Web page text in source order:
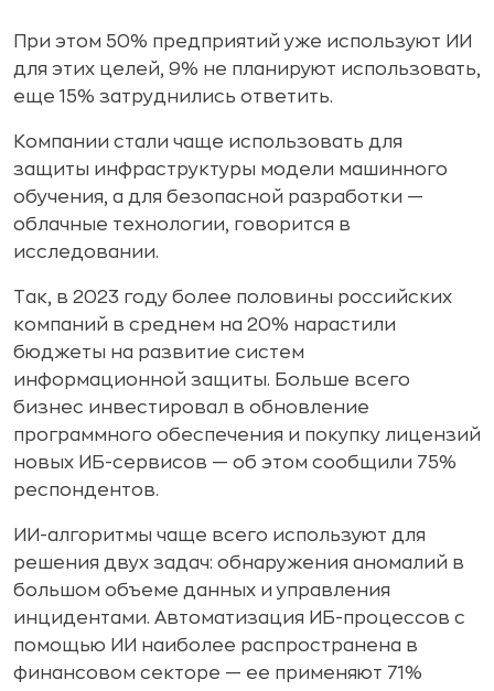
При этом 50% предприятий уже используют ИИ
для этих целей, 9% не планируют использовать,
еще 15% затруднились ответить.
Компании стали чаще использовать для
защиты инфраструктуры модели машинного
обучения, а для безопасной разработки —
облачные технологии, говорится в
исследовании.
Так, в 2023 году более половины российских
компаний в среднем на 20% нарастили
бюджеты на развитие систем
информационной защиты. Больше всего
бизнес инвестировал в обновление
программного обеспечения и покупку лицензий
новых ИБ-сервисов — об этом сообщили 75%
респондентов.
ИИ-алгоритмы чаще всего используют для
решения двух задач: обнаружения аномалий в
большом объеме данных и управления
инцидентами. Автоматизация ИБ-процессов с
помощью ИИ наиболее распространена в
финансовом секторе — ее применяют 71%